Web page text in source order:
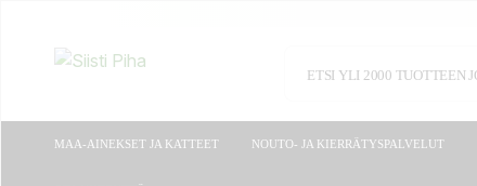
MAA-AINEKSET JA KATTEET NOUTO- JA KIERRÄTYSPALVELUT